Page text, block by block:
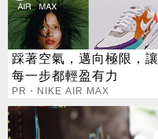
踩著空氣，邁向極限，讓
每一步都輕盈有力
PR・NIKE AIR MAX